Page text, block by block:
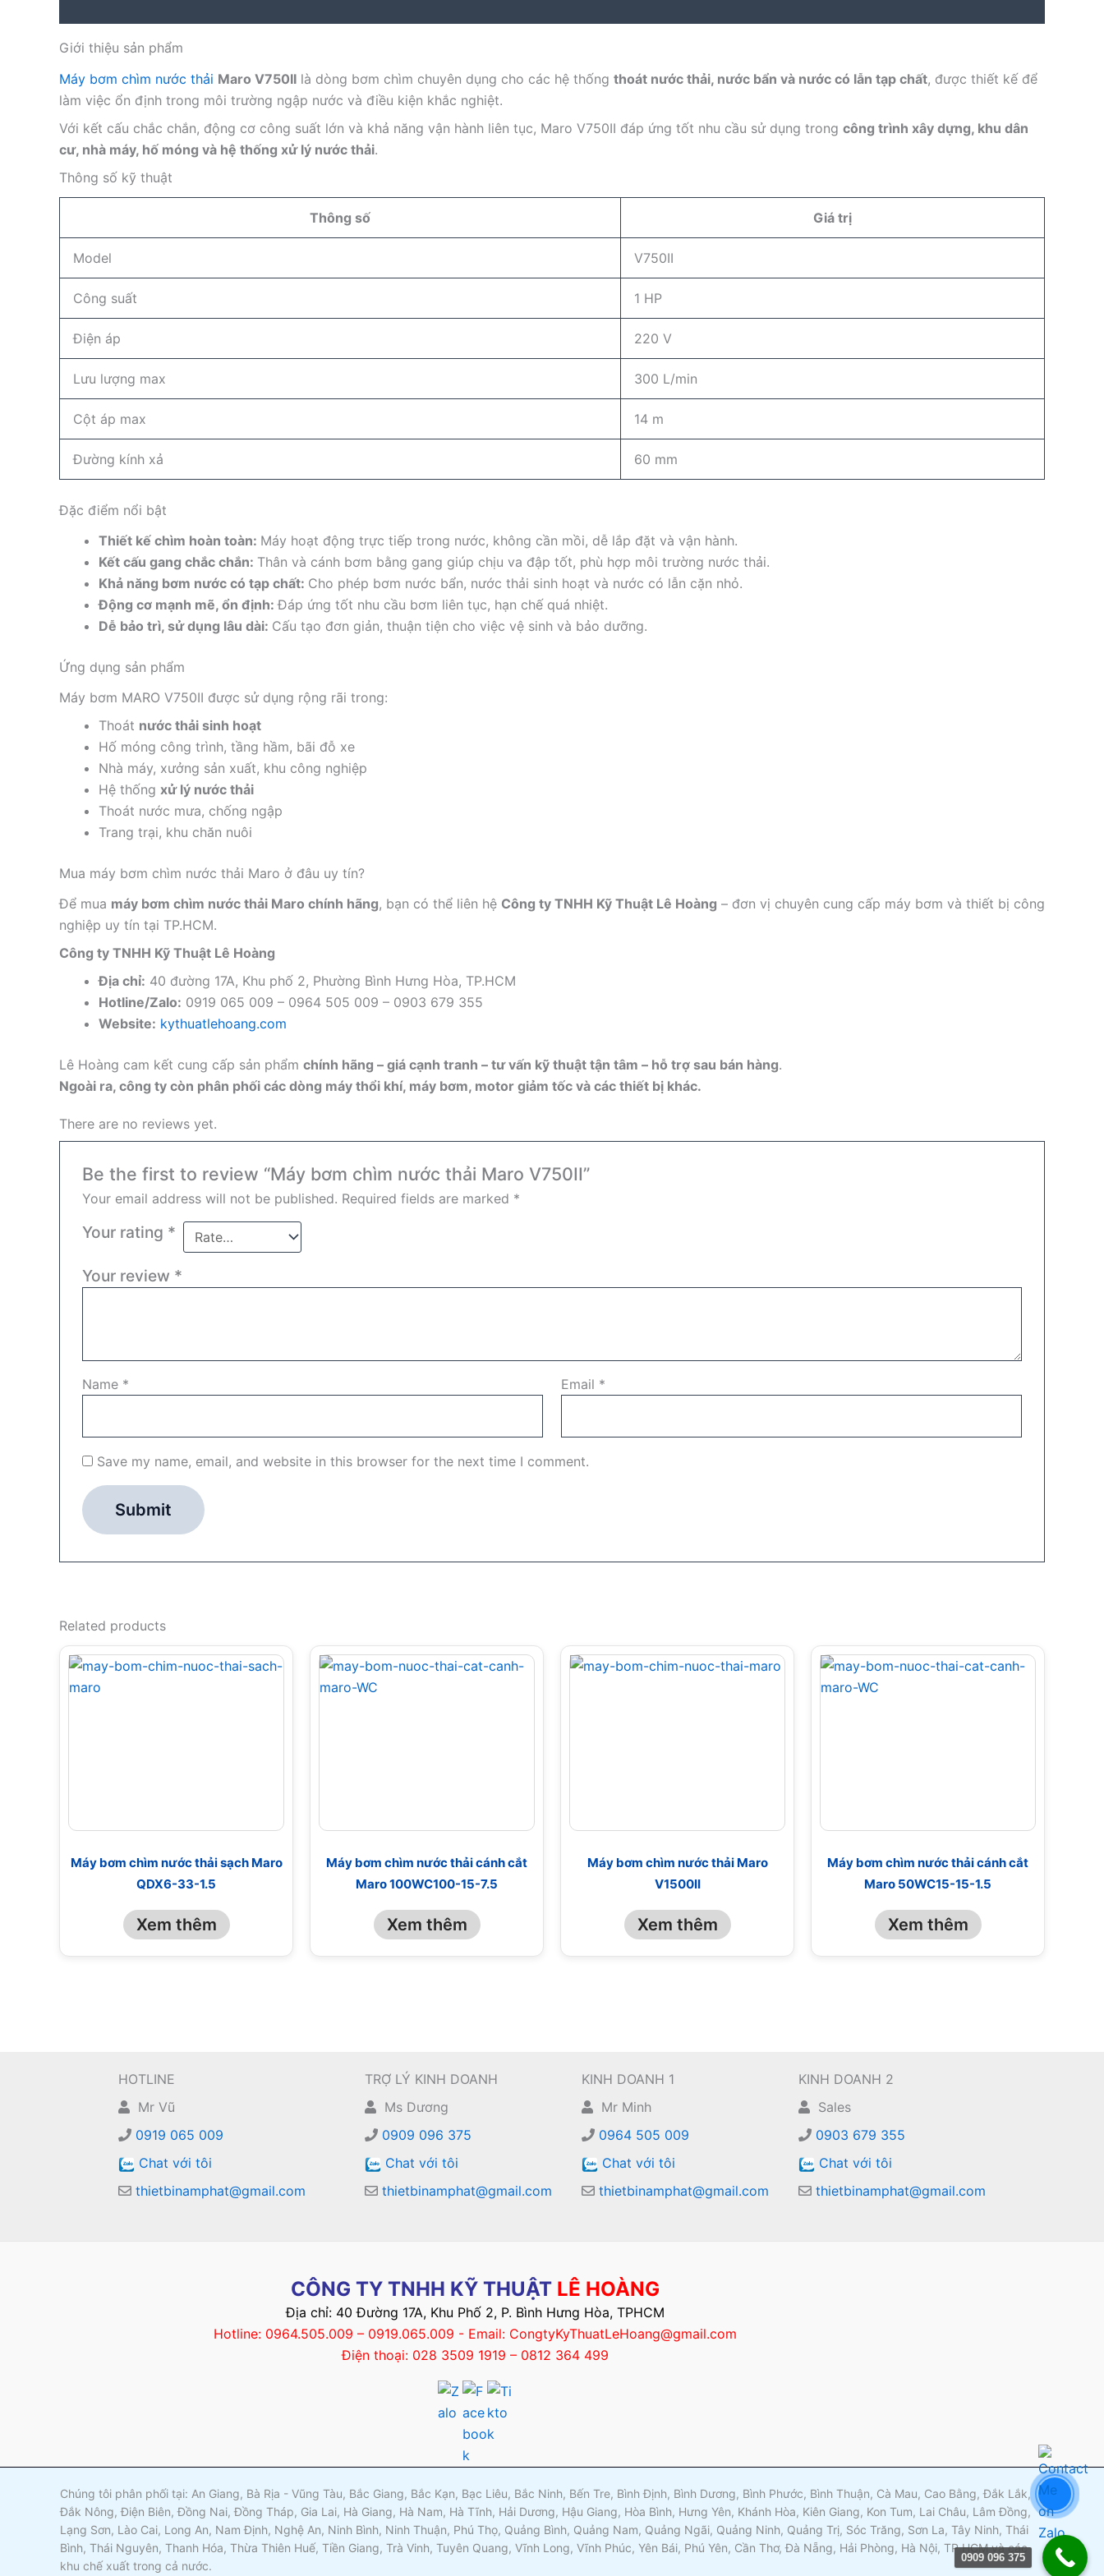
Giới thiệu sản phẩm
Máy bơm chìm nước thải Maro V750II là dòng bơm chìm chuyên dụng cho các hệ thống thoát nước thải, nước bẩn và nước có lẫn tạp chất, được thiết kế để
làm việc ổn định trong môi trường ngập nước và điều kiện khắc nghiệt.
Với kết cấu chắc chắn, động cơ công suất lớn và khả năng vận hành liên tục, Maro V750II đáp ứng tốt nhu cầu sử dụng trong công trình xây dựng, khu dân
cư, nhà máy, hố móng và hệ thống xử lý nước thải.
Thông số kỹ thuật
Thông số Giá trị
Model V750II
Công suất 1 HP
Điện áp 220 V
Lưu lượng max 300 L/min
Cột áp max 14 m
Đường kính xả 60 mm
Đặc điểm nổi bật
Thiết kế chìm hoàn toàn: Máy hoạt động trực tiếp trong nước, không cần mồi, dễ lắp đặt và vận hành.
Kết cấu gang chắc chắn: Thân và cánh bơm bằng gang giúp chịu va đập tốt, phù hợp môi trường nước thải.
Khả năng bơm nước có tạp chất: Cho phép bơm nước bẩn, nước thải sinh hoạt và nước có lẫn cặn nhỏ.
Động cơ mạnh mẽ, ổn định:Đáp ứng tốt nhu cầu bơm liên tục, hạn chế quá nhiệt.
Dễ bảo trì, sử dụng lâu dài: Cấu tạo đơn giản, thuận tiện cho việc vệ sinh và bảo dưỡng.
Ứng dụng sản phẩm
Máy bơm MARO V750II được sử dụng rộng rãi trong:
Thoát nước thải sinh hoạt
Hố móng công trình, tầng hầm, bãi đỗ xe
Nhà máy, xưởng sản xuất, khu công nghiệp
Hệ thống xử lý nước thải
Thoát nước mưa, chống ngập
Trang trại, khu chăn nuôi
Mua máy bơm chìm nước thải Maro ở đâu uy tín?
Để mua máy bơm chìm nước thải Maro chính hãng, bạn có thể liên hệ Công ty TNHH Kỹ Thuật Lê Hoàng – đơn vị chuyên cung cấp máy bơm và thiết bị công
nghiệp uy tín tại TP.HCM.
Công ty TNHH Kỹ Thuật Lê Hoàng
Địa chỉ: 40 đường 17A, Khu phố 2, Phường Bình Hưng Hòa, TP.HCM
Hotline/Zalo: 0919 065 009 – 0964 505 009 – 0903 679 355
Website: kythuatlehoang.com
Lê Hoàng cam kết cung cấp sản phẩm chính hãng – giá cạnh tranh – tư vấn kỹ thuật tận tâm – hỗ trợ sau bán hàng.
Ngoài ra, công ty còn phân phối các dòng máy thổi khí, máy bơm, motor giảm tốc và các thiết bị khác.
There are no reviews yet.
Be the first to review “Máy bơm chìm nước thải Maro V750II”
Your email address will not be published. Required fields are marked *
Your rating *
Your review *
Name * Email *
Save my name, email, and website in this browser for the next time I comment.
Related products
Máy bơm chìm nước thải sạch Maro
QDX6-33-1.5
Xem thêm
Máy bơm chìm nước thải cánh cắt
Maro 100WC100-15-7.5
Xem thêm
Máy bơm chìm nước thải Maro
V1500II
Xem thêm
Máy bơm chìm nước thải cánh cắt
Maro 50WC15-15-1.5
Xem thêm
HOTLINE
Mr Vũ
0919 065 009
Chat với tôi
thietbinamphat@gmail.com
TRỢ LÝ KINH DOANH
Ms Dương
0909 096 375
Chat với tôi
thietbinamphat@gmail.com
KINH DOANH 1
Mr Minh
0964 505 009
Chat với tôi
thietbinamphat@gmail.com
KINH DOANH 2
Sales
0903 679 355
Chat với tôi
thietbinamphat@gmail.com
CÔNG TY TNHH KỸ THUẬT LÊ HOÀNG
Địa chỉ: 40 Đường 17A, Khu Phố 2, P. Bình Hưng Hòa, TPHCM
Hotline: 0964.505.009 – 0919.065.009 - Email: CongtyKyThuatLeHoang@gmail.com
Điện thoại: 028 3509 1919 – 0812 364 499
Chúng tôi phân phối tại: An Giang, Bà Rịa - Vũng Tàu, Bắc Giang, Bắc Kạn, Bạc Liêu, Bắc Ninh, Bến Tre, Bình Định, Bình Dương, Bình Phước, Bình Thuận, Cà Mau, Cao Bằng, Đắk Lắk,
Đắk Nông, Điện Biên, Đồng Nai, Đồng Tháp, Gia Lai, Hà Giang, Hà Nam, Hà Tĩnh, Hải Dương, Hậu Giang, Hòa Bình, Hưng Yên, Khánh Hòa, Kiên Giang, Kon Tum, Lai Châu, Lâm Đồng,
Lạng Sơn, Lào Cai, Long An, Nam Định, Nghệ An, Ninh Bình, Ninh Thuận, Phú Thọ, Quảng Bình, Quảng Nam, Quảng Ngãi, Quảng Ninh, Quảng Trị, Sóc Trăng, Sơn La, Tây Ninh, Thái
Bình, Thái Nguyên, Thanh Hóa, Thừa Thiên Huế, Tiền Giang, Trà Vinh, Tuyên Quang, Vĩnh Long, Vĩnh Phúc, Yên Bái, Phú Yên, Cần Thơ, Đà Nẵng, Hải Phòng, Hà Nội, TP HCM và các
khu chế xuất trong cả nước.
0909 096 375